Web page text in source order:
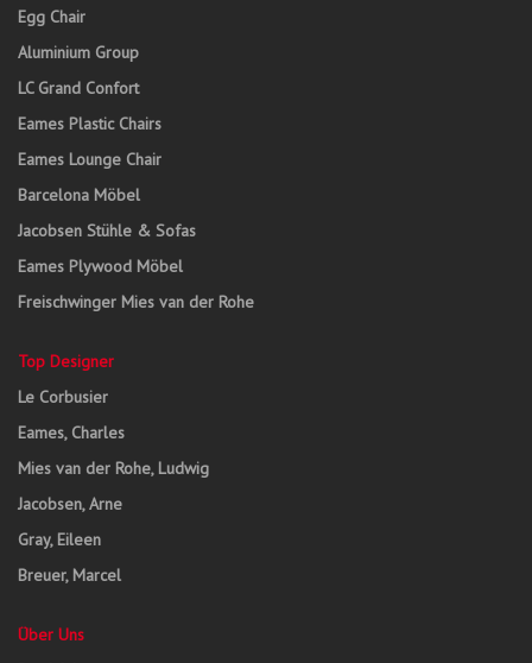
Egg Chair
Aluminium Group
LC Grand Confort
Eames Plastic Chairs
Eames Lounge Chair
Barcelona Möbel
Jacobsen Stühle & Sofas
Eames Plywood Möbel
Freischwinger Mies van der Rohe
Top Designer
Le Corbusier
Eames, Charles
Mies van der Rohe, Ludwig
Jacobsen, Arne
Gray, Eileen
Breuer, Marcel
Über Uns